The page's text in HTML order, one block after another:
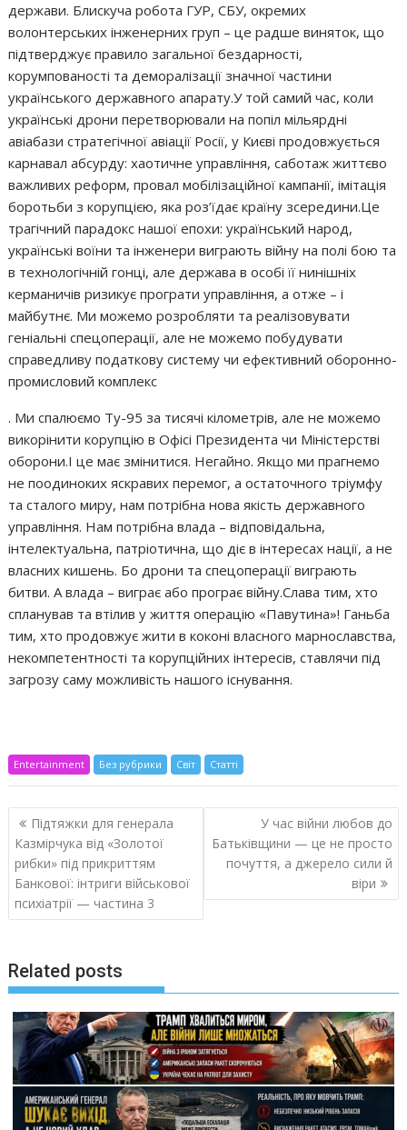
держави. Блискуча робота ГУР, СБУ, окремих
волонтерських інженерних груп – це радше виняток, що
підтверджує правило загальної бездарності,
корумпованості та деморалізації значної частини
українського державного апарату.У той самий час, коли
українські дрони перетворювали на попіл мільярдні
авіабази стратегічної авіації Росії, у Києві продовжується
карнавал абсурду: хаотичне управління, саботаж життєво
важливих реформ, провал мобілізаційної кампанії, імітація
боротьби з корупцією, яка роз’їдає країну зсередини.Це
трагічний парадокс нашої епохи: український народ,
українські воїни та інженери виграють війну на полі бою та
в технологічній гонці, але держава в особі її нинішніх
керманичів ризикує програти управління, а отже – і
майбутнє. Ми можемо розробляти та реалізовувати
геніальні спецоперації, але не можемо побудувати
справедливу податкову систему чи ефективний оборонно-
промисловий комплекс
. Ми спалюємо Ту-95 за тисячі кілометрів, але не можемо
викорінити корупцію в Офісі Президента чи Міністерстві
оборони.І це має змінитися. Негайно. Якщо ми прагнемо
не поодиноких яскравих перемог, а остаточного тріумфу
та сталого миру, нам потрібна нова якість державного
управління. Нам потрібна влада – відповідальна,
інтелектуальна, патріотична, що діє в інтересах нації, а не
власних кишень. Бо дрони та спецоперації виграють
битви. А влада – виграє або програє війну.Слава тим, хто
спланував та втілив у життя операцію «Павутина»! Ганьба
тим, хто продовжує жити в коконі власного марнославства,
некомпетентності та корупційних інтересів, ставлячи під
загрозу саму можливість нашого існування.
Entertainment Без рубрики Світ Статті
Навигация
по
записям
Підтяжки для генерала
Казмірчука від «Золотої
рибки» під прикриттям
Банкової: інтриги військової
психіатрії — частина 3
У час війни любов до
Батьківщини — це не просто
почуття, а джерело сили й
віри
Related posts